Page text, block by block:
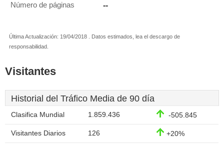
Número de páginas --
Última Actualización: 19/04/2018 . Datos estimados, lea el descargo de
responsabilidad.
Visitantes
Historial del Tráfico Media de 90 día
Clasifica Mundial 1.859.436 -505.845
Visitantes Diarios 126 +20%